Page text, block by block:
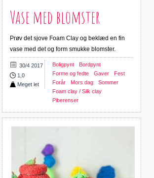
Vase med blomster
Prøv det sjove Foam Clay og beklæd en fin
vase med det og form smukke blomster.
30/4 2017
1,0
Meget let
Boligpynt
Bordpynt
Forme og fedte
Gaver
Fest
Forår
Mors dag
Sommer
Foam clay / Silk clay
Piberenser